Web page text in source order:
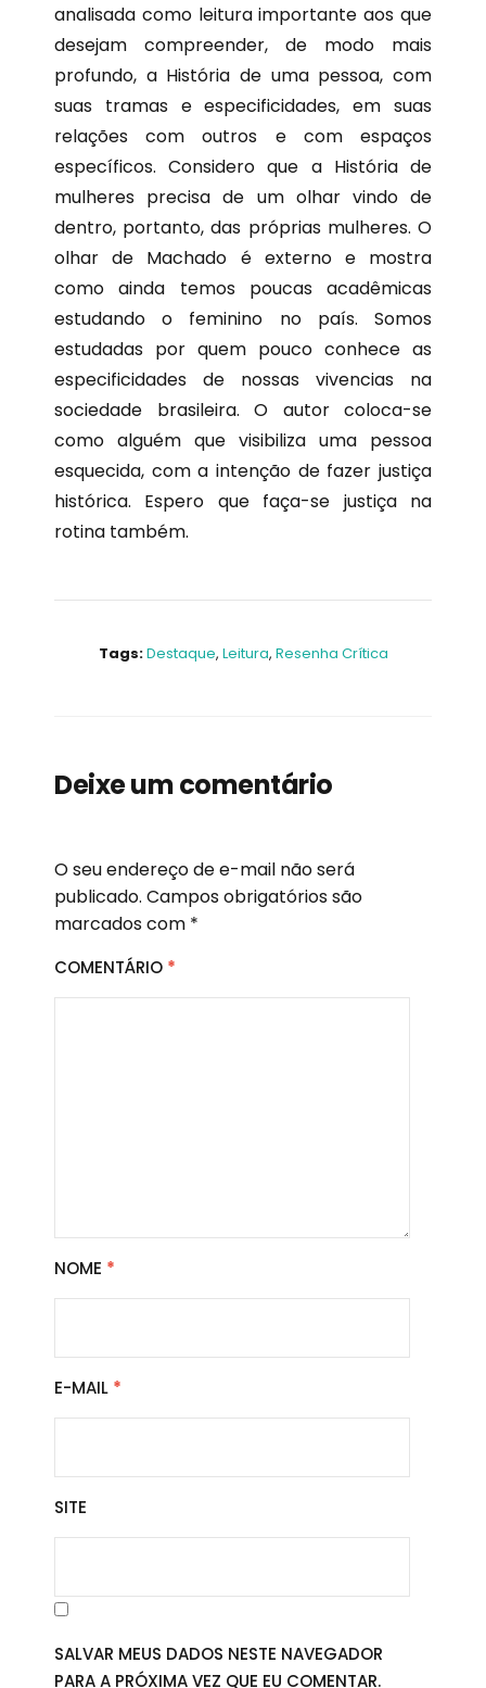
analisada como leitura importante aos que
desejam compreender, de modo mais
profundo, a História de uma pessoa, com
suas tramas e especificidades, em suas
relações com outros e com espaços
específicos. Considero que a História de
mulheres precisa de um olhar vindo de
dentro, portanto, das próprias mulheres. O
olhar de Machado é externo e mostra
como ainda temos poucas acadêmicas
estudando o feminino no país. Somos
estudadas por quem pouco conhece as
especificidades de nossas vivencias na
sociedade brasileira. O autor coloca-se
como alguém que visibiliza uma pessoa
esquecida, com a intenção de fazer justiça
histórica. Espero que faça-se justiça na
rotina também.
Tags:Destaque, Leitura, Resenha Crítica
Deixe um comentário
O seu endereço de e-mail não será
publicado. Campos obrigatórios são
marcados com *
COMENTÁRIO *
NOME *
E-MAIL *
SITE
SALVAR MEUS DADOS NESTE NAVEGADOR
PARA A PRÓXIMA VEZ QUE EU COMENTAR.